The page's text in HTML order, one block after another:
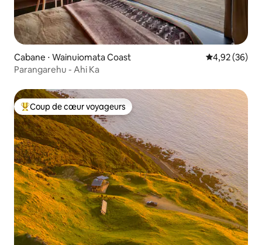
Cabane ⋅ Wainuiomata Coast Évaluation
4,92 (36)
Parangarehu - Ahi Ka
Coups de cœur voyageurs les plus appréciés
Coup de cœur voyageurs